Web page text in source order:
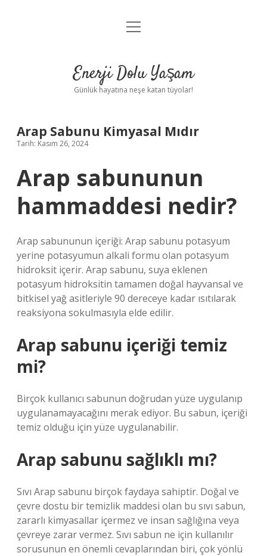
Anasayfa
Yasal Uyarı
menüyü
Enerji Dolu Yaşam
Günlük hayatına neşe katan tüyolar!
Arap Sabunu Kimyasal Mıdır
Tarih: Kasım 26, 2024
Arap sabununun
hammaddesi nedir?
Arap sabununun içeriği: Arap sabunu potasyum
yerine potasyumun alkali formu olan potasyum
hidroksit içerir. Arap sabunu, suya eklenen
potasyum hidroksitin tamamen doğal hayvansal ve
bitkisel yağ asitleriyle 90 dereceye kadar ısıtılarak
reaksiyona sokulmasıyla elde edilir.
Arap sabunu içeriği temiz
mi?
Birçok kullanıcı sabunun doğrudan yüze uygulanıp
uygulanamayacağını merak ediyor. Bu sabun, içeriği
temiz olduğu için yüze uygulanabilir.
Arap sabunu sağlıklı mı?
Sıvı Arap sabunu birçok faydaya sahiptir. Doğal ve
çevre dostu bir temizlik maddesi olan bu sıvı sabun,
zararlı kimyasallar içermez ve insan sağlığına veya
çevreye zarar vermez. Sıvı sabun ne için kullanılır
sorusunun en önemli cevaplarından biri, çok yönlü